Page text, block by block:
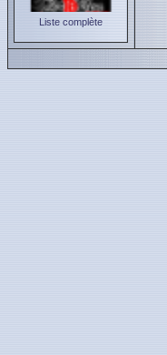
Liste complète